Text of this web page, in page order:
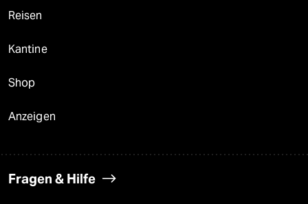
Reisen
Kantine
Shop
Anzeigen
Fragen & Hilfe